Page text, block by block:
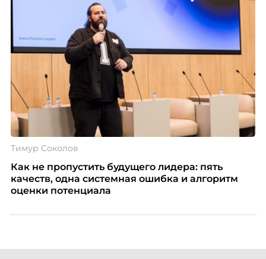
Тимур Соколов
Как не пропустить будущего лидера: пять
качеств, одна системная ошибка и алгоритм
оценки потенциала